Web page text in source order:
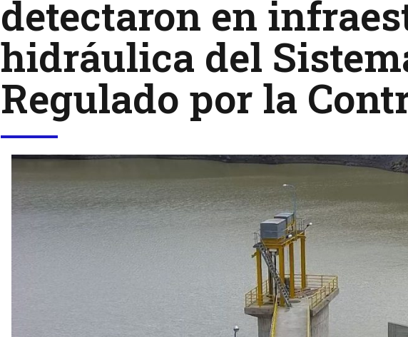
detectaron en
hidráulica del
Regulado por la